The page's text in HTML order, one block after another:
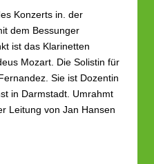
KLASSIK
Konzerts in. der
dem Bessunger
ist das Klarinetten
Mozart. Die Solistin für
Sie ist Dozentin
in Darmstadt. Umrahmt
Leitung von Jan Hansen